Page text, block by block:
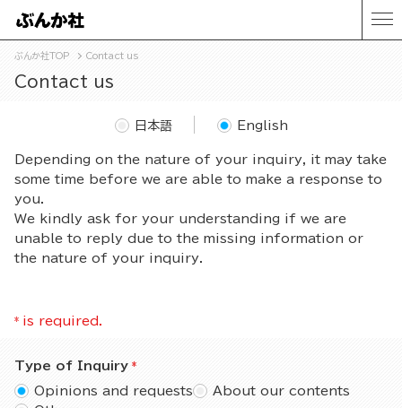
ぶんか社TOP Contact us
Contact us
Depending on the nature of your inquiry, it may take
some time before we are able to make a response to
you.
We kindly ask for your understanding if we are
unable to reply due to the missing information or
the nature of your inquiry.
日本語 English
* is required.
Type of Inquiry
Opinions and requests
About our contents